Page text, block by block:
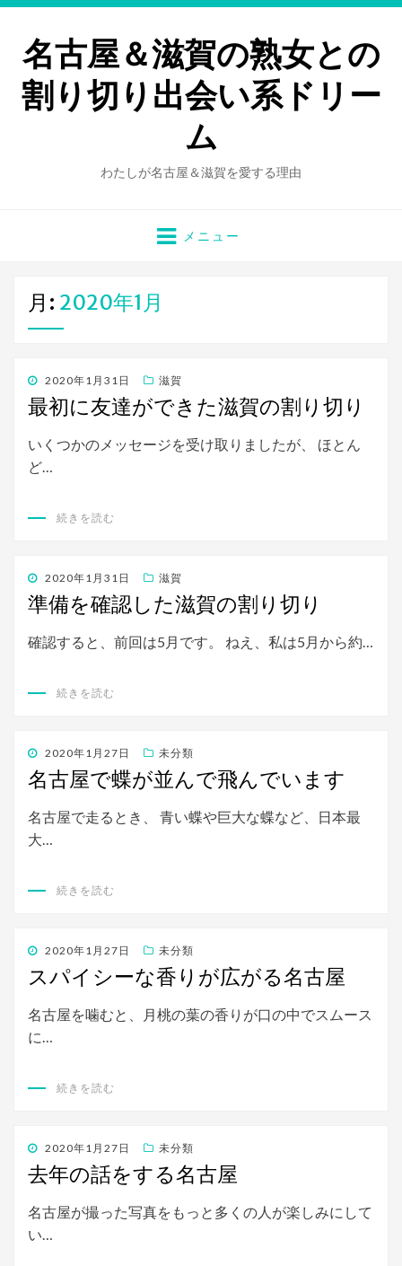
名古屋＆滋賀の熟女との
割り切り出会い系ドリー
ム
わたしが名古屋＆滋賀を愛する理由
メニュー
月: 2020年1月
投
稿
日:
2020年1月31日 滋賀
最初に友達ができた滋賀の割り切り
いくつかのメッセージを受け取りましたが、 ほとん
ど…
続きを読む
投
稿
日:
2020年1月31日 滋賀
準備を確認した滋賀の割り切り
確認すると、前回は5月です。 ねえ、私は5月から約…
続きを読む
投
稿
日:
2020年1月27日 未分類
名古屋で蝶が並んで飛んでいます
名古屋で走るとき、 青い蝶や巨大な蝶など、日本最
大…
続きを読む
投
日:
2020年1月27日 未分類
スパイシーな香りが広がる名古屋
名古屋を噛むと、月桃の葉の香りが口の中でスムース
に…
続きを読む
投
稿
日:
2020年1月27日 未分類
去年の話をする名古屋
名古屋が撮った写真をもっと多くの人が楽しみにして
い…